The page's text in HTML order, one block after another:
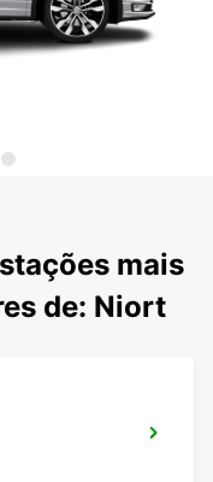
mais
de: Niort